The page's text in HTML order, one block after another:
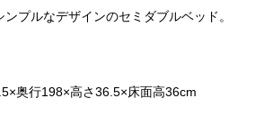
プルなデザインのセミダブルベッド。
奥行198×高さ36.5×床面高36cm